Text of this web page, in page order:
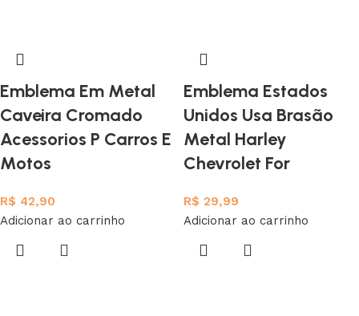
Emblema Em Metal
Caveira Cromado
Acessorios P Carros E
Motos
R$ 42,90
Adicionar ao carrinho
Emblema Estados
Unidos Usa Brasão
Metal Harley
Chevrolet For
R$ 29,99
Adicionar ao carrinho